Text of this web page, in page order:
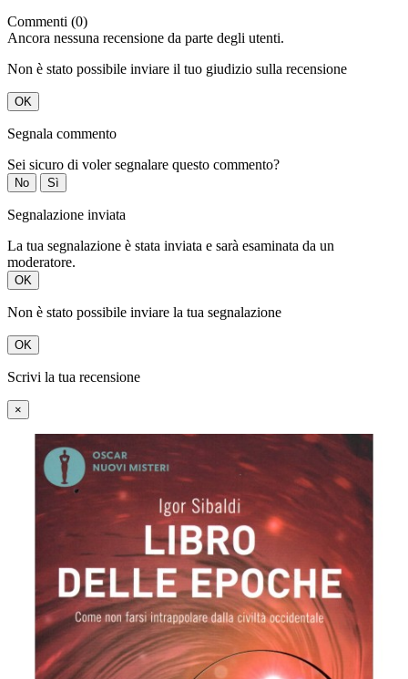
Commenti (0)
Ancora nessuna recensione da parte degli utenti.
Non è stato possibile inviare il tuo giudizio sulla recensione
OK
Segnala commento
Sei sicuro di voler segnalare questo commento?
No Sì
Segnalazione inviata
La tua segnalazione è stata inviata e sarà esaminata da un
moderatore.
OK
Non è stato possibile inviare la tua segnalazione
OK
Scrivi la tua recensione
×